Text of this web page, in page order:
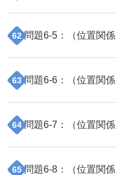
62 問題6-5 ：（位置関係
63 問題6-6 ：（位置関係
64 問題6-7 ：（位置関係
65 問題6-8 ：（位置関係